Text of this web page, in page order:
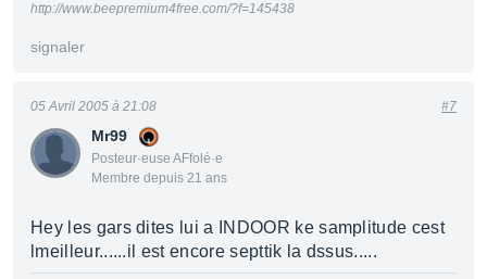
http://www.beepremium4free.com/?f=145438
signaler
Mr99
Posteur·euse AFfolé·e
Membre depuis 21 ans
05 Avril 2005 à 21:08 #7
Hey les gars dites lui a INDOOR ke samplitude cest
lmeilleur......il est encore septtik la dssus.....